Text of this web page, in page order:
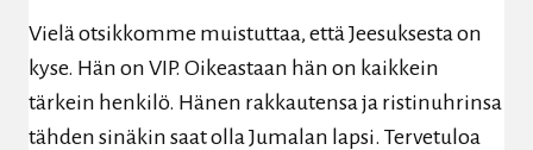
Vielä otsikkomme muistuttaa, että Jeesuksesta on
kyse. Hän on VIP. Oikeastaan hän on kaikkein
tärkein henkilö. Hänen rakkautensa ja ristinuhrinsa
tähden sinäkin saat olla Jumalan lapsi. Tervetuloa